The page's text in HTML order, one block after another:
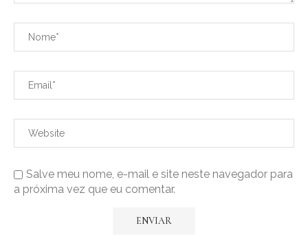
Salve meu nome, e-mail e site neste navegador para
a próxima vez que eu comentar.